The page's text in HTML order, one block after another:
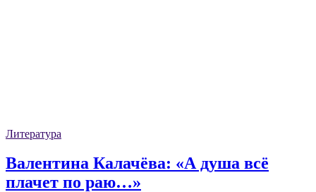
Литература
Валентина Калачёва: «А душа всё
плачет по раю…»